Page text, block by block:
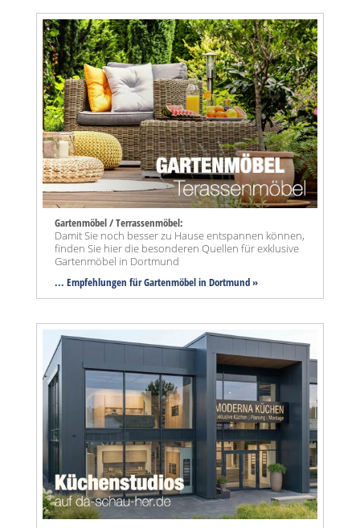
Gartenmöbel / Terrassenmöbel:
Damit Sie noch besser zu Hause entspannen können,
finden Sie hier die besonderen Quellen für exklusive
Gartenmöbel in Dortmund
... Empfehlungen für Gartenmöbel in Dortmund »